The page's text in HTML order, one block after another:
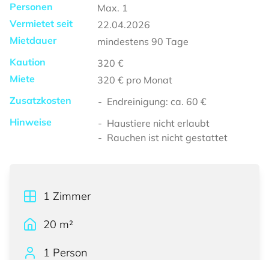
Personen
Max. 1
Vermietet seit
22.04.2026
Mietdauer
mindestens 90 Tage
Kaution
320 €
Miete
320 € pro Monat
Zusatzkosten
Endreinigung: ca. 60 €
Hinweise
Haustiere nicht erlaubt
Rauchen ist nicht gestattet
1 Zimmer
20 m²
1 Person